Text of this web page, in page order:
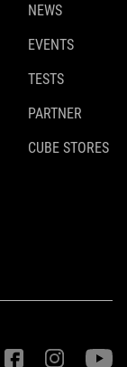
NEWS
EVENTS
TESTS
PARTNER
CUBE STORES